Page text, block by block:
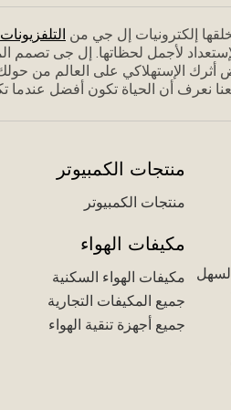
إلكترونيات إل جي من التلفزيونات
ﻷجمل لحظاتها. إل جى تصمم
الإستهلاكي على العالم من
نعرف أن الحياة تكون أفضل عندما
منتجات الكمبيوتر
منتجات الكمبيوتر
مكيفات الهواء
مكيفات الهواء السكنية
جميع المكيفات التجارية
جميع أجهزة تنقية الهواء